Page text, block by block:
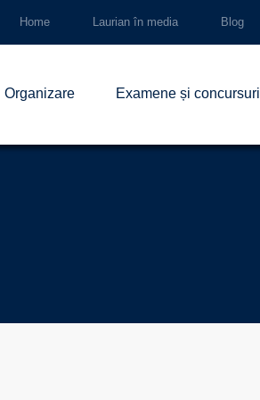
Home Laurian în media Blog
Organizare Examene și concursuri